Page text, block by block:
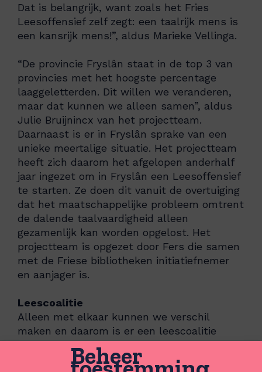
Beheer
Dat is belangrijk, want zoals het Fries
L eesoffensief zelf zegt: een taalrijk mens is
een kansrijk mens!”, aldus Marieke Vellinga.
“De provincie Fryslân staat in de top 3 van
provincies met het hoogste percentage
laaggeletterden. Dit willen we veranderen,
maar dat kunnen we alleen samen”, aldus
Julie Bruijnincx van het projectteam.
Daarnaast is er in Fryslân sprake van een
unieke meertalige situatie. Het projectteam
heeft zich daarom het afgelopen anderhalf
jaar ingezet om in Fryslân een Leesoffensief
te starten. Ze doen dit vanuit de overtuiging
dat het maatschappelijke probleem omtrent
de dalende taalvaardigheid alleen
gezamenlijk kan worden opgelost. Het
projectteam is opgezet door Fers die samen
met de Friese bibliotheken initiatiefnemer
en aanjager is.
Leescoalitie
Alleen met elkaar kunnen we verschil
maken en daarom is er een leescoalitie
samengesteld. Deze coalitiebestaatuit
vertegenwoordigers vanuit de provincie en